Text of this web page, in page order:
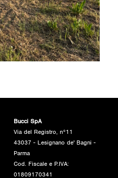
Bucci SpA
Via del Registro, n°11
43037 - Lesignano de' Bagni -
Parma
Cod. Fiscale e P.IVA:
01809170341